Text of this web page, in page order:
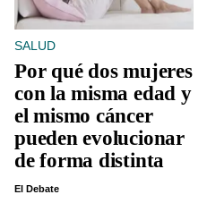
SALUD
Por qué dos mujeres
con la misma edad y
el mismo cáncer
pueden evolucionar
de forma distinta
El Debate